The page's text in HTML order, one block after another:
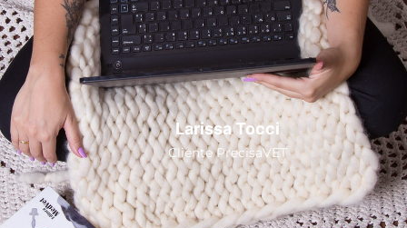
Larissa Tocci
Cliente PrecisaVET